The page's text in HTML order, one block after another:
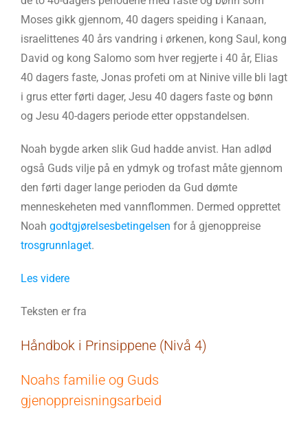
Moses gikk gjennom, 40 dagers speiding i Kanaan,
israelittenes 40 års vandring i ørkenen, kong Saul, kong
David og kong Salomo som hver regjerte i 40 år, Elias
40 dagers faste, Jonas profeti om at Ninive ville bli lagt
i grus etter førti dager, Jesu 40 dagers faste og bønn
og Jesu 40-dagers periode etter oppstandelsen.
Noah bygde arken slik Gud hadde anvist. Han adlød
også Guds vilje på en ydmyk og trofast måte gjennom
den førti dager lange perioden da Gud dømte
menneskeheten med vannflommen. Dermed opprettet
Noah godtgjørelsesbetingelsen for å gjenoppreise
trosgrunnlaget.
Les videre
Teksten er fra
Håndbok i Prinsippene (Nivå 4)
Noahs familie og Guds
gjenoppreisningsarbeid